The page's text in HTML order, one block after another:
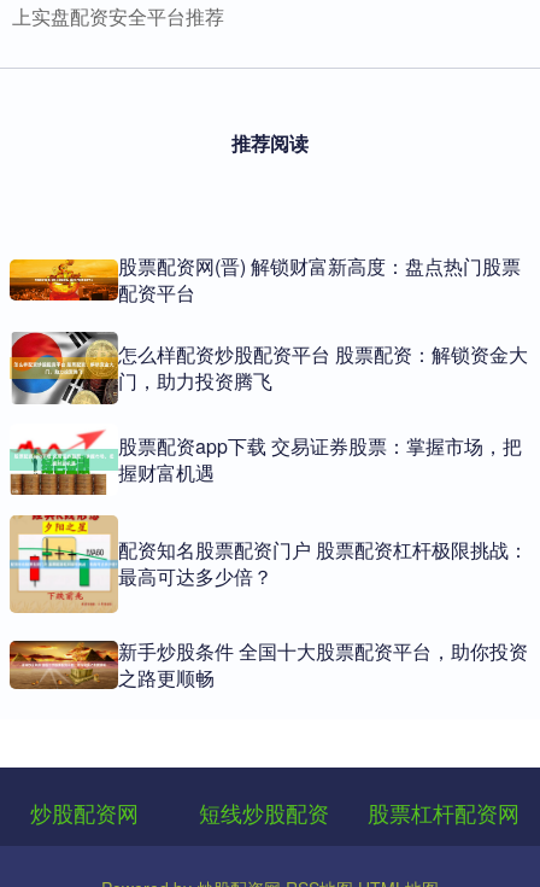
上实盘配资安全平台推荐
推荐阅读
股票配资网(晋) 解锁财富新高度：盘点热门股票
配资平台
怎么样配资炒股配资平台 股票配资：解锁资金大
门，助力投资腾飞
股票配资app下载 交易证券股票：掌握市场，把
握财富机遇
配资知名股票配资门户 股票配资杠杆极限挑战：
最高可达多少倍？
新手炒股条件 全国十大股票配资平台，助你投资
之路更顺畅
炒股配资网 短线炒股配资 股票杠杆配资网